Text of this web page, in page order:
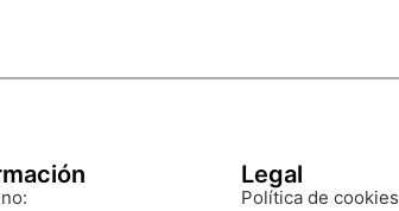
Legal
Política de cookies